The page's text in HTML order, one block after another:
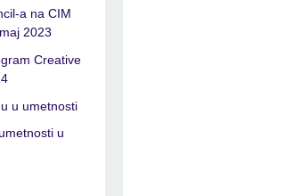
a na CIM
2023
Creative
u umetnosti
u